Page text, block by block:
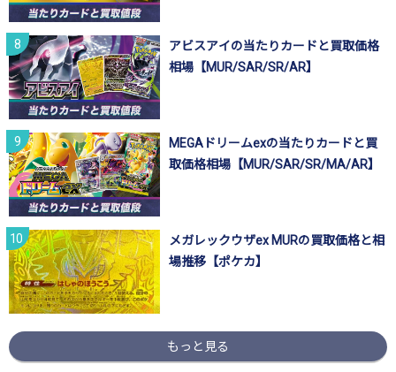
アビスアイの当たりカードと買取価格
相場【MUR/SAR/SR/AR】
MEGAドリームexの当たりカードと買
取価格相場【MUR/SAR/SR/MA/AR】
メガレックウザex MURの買取価格と相
場推移【ポケカ】
もっと見る